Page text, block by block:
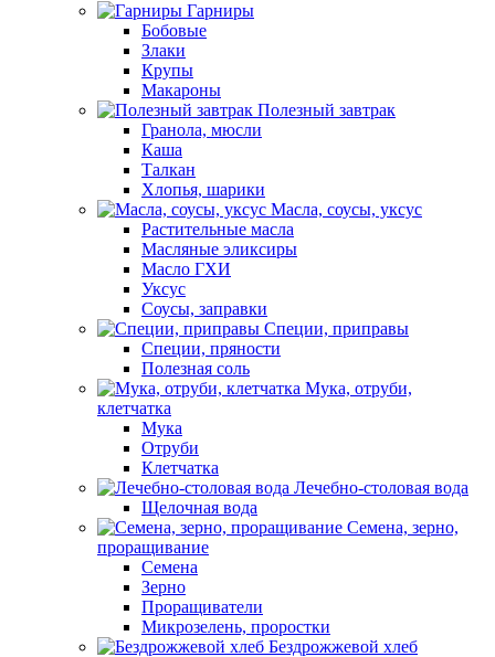
Гарниры
Бобовые
Злаки
Крупы
Макароны
Полезный завтрак
Гранола, мюсли
Каша
Талкан
Хлопья, шарики
Масла, соусы, уксус
Растительные масла
Масляные эликсиры
Масло ГХИ
Уксус
Соусы, заправки
Специи, приправы
Специи, пряности
Полезная соль
Мука, отруби,
клетчатка
Мука
Отруби
Клетчатка
Лечебно-столовая вода
Щелочная вода
Семена, зерно,
проращивание
Семена
Зерно
Проращиватели
Микрозелень, проростки
Бездрожжевой хлеб